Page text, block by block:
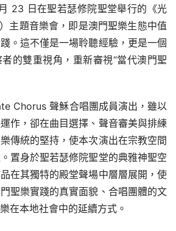
23 日在聖若瑟修院聖堂舉行的《光
主題音樂會，即是澳門聖樂生態中值
。這不僅是一場聆聽經驗，更是一個
的雙重視角，重新審視“當代澳門聖
Chorus 聲穌合唱團成員演出，雖以
作，卻在曲目選擇、聲音審美與排練
傳統的堅持，使本次演出在宗教空間
置身於聖若瑟修院聖堂的典雅神聖空
在其獨特的殿堂聲場中層層展開，使
聖樂實踐的真實面貌、合唱團體的文
在本地社會中的延續方式。